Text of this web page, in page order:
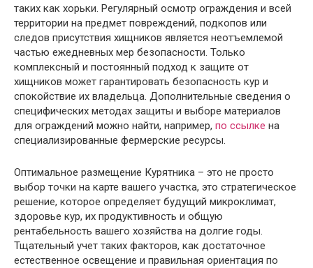
таких как хорьки. Регулярный осмотр ограждения и всей
территории на предмет повреждений, подкопов или
следов присутствия хищников является неотъемлемой
частью ежедневных мер безопасности. Только
комплексный и постоянный подход к защите от
хищников может гарантировать безопасность кур и
спокойствие их владельца. Дополнительные сведения о
специфических методах защиты и выборе материалов
для ограждений можно найти, например, по ссылке на
специализированные фермерские ресурсы.
Оптимальное размещение Курятника – это не просто
выбор точки на карте вашего участка, это стратегическое
решение, которое определяет будущий микроклимат,
здоровье кур, их продуктивность и общую
рентабельность вашего хозяйства на долгие годы.
Тщательный учет таких факторов, как достаточное
естественное освещение и правильная ориентация по